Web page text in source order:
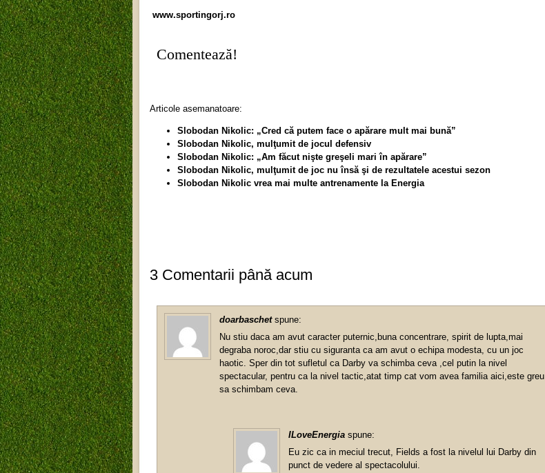
www.sportingorj.ro
Comentează!
Articole asemanatoare:
Slobodan Nikolic: „Cred că putem face o apărare mult mai bună”
Slobodan Nikolic, mulţumit de jocul defensiv
Slobodan Nikolic: „Am făcut nişte greşeli mari în apărare”
Slobodan Nikolic, mulţumit de joc nu însă şi de rezultatele acestui sezon
Slobodan Nikolic vrea mai multe antrenamente la Energia
3 Comentarii până acum
doarbaschet spune:
Nu stiu daca am avut caracter puternic,buna concentrare, spirit de lupta,mai
degraba noroc,dar stiu cu siguranta ca am avut o echipa modesta, cu un joc
haotic. Sper din tot sufletul ca Darby va schimba ceva ,cel putin la nivel
spectacular, pentru ca la nivel tactic,atat timp cat vom avea familia aici,este greu
sa schimbam ceva.
ILoveEnergia spune:
Eu zic ca in meciul trecut, Fields a fost la nivelul lui Darby din
punct de vedere al spectacolului.